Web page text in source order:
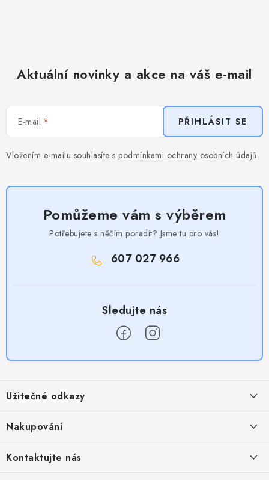
Aktuální novinky a akce na váš e-mail
E-mail
Vložením e-mailu souhlasíte s podmínkami ochrany osobních údajů
PŘIHLÁSIT SE
Pomůžeme vám s výběrem
Potřebujete s něčím poradit? Jsme tu pro vás!
607 027 966
p
a
Užitečné odkazy
Provizní systém
Nakupování
Kontaktujte nás